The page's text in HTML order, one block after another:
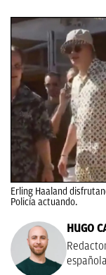
Erling Haaland
Policía actuando.
HUGO